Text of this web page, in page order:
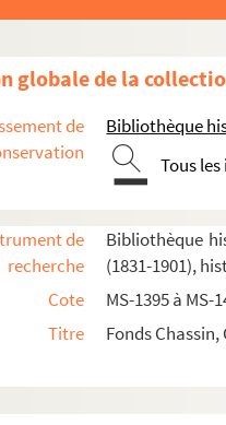
globale de la
de
Bibliothèque
Tous
de
recherche
Bibliothèque
(1831-1901),
Cote
MS-1395 à MS-
Titre
Fonds
Activités diverses de Chassin,
Société civile des familles
Chassin.